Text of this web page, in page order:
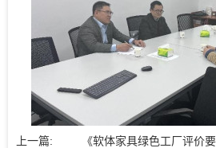
上一篇:
《软体家具绿色工厂评价